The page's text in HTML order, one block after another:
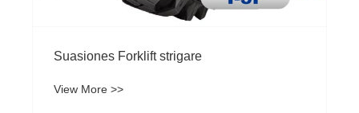
Suasiones Forklift strigare
View More >>